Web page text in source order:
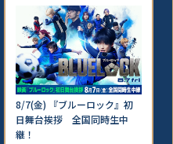
8/7(金) 『ブルーロック』初
日舞台挨拶 全国同時生中
継！